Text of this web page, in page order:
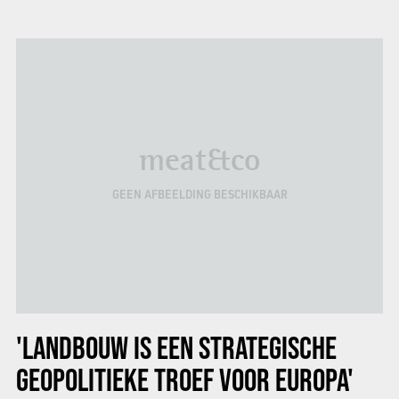
meat&co
GEEN AFBEELDING BESCHIKBAAR
'LANDBOUW IS EEN STRATEGISCHE
GEOPOLITIEKE TROEF VOOR EUROPA'